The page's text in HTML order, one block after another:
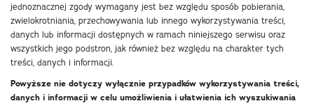
jednoznacznej zgody wymagany jest bez względu sposób pobierania,
zwielokrotniania, przechowywania lub innego wykorzystywania treści,
danych lub informacji dostępnych w ramach niniejszego serwisu oraz
wszystkich jego podstron, jak również bez względu na charakter tych
treści, danych i informacji.
Powyższe nie dotyczy wyłącznie przypadków wykorzystywania treści,
danych i informacji w celu umożliwienia i ułatwienia ich wyszukiwania